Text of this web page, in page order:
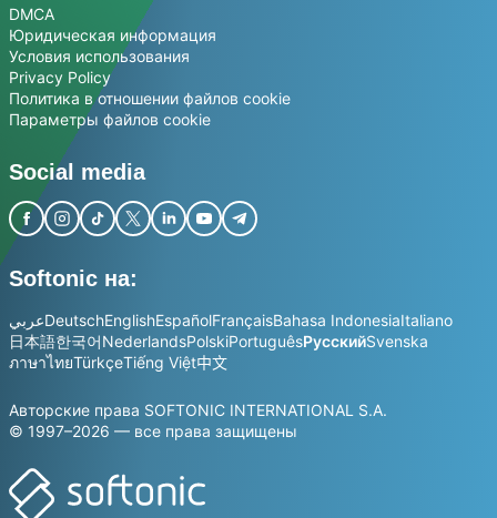
DMCA
Юридическая информация
Условия использования
Privacy Policy
Политика в отношении файлов cookie
Параметры файлов cookie
Social media
Softonic на:
عربيDeutschEnglishEspañolFrançaisBahasa IndonesiaItaliano
日本語한국어NederlandsPolskiPortuguêsРусскийSvenska
ภาษาไทยTürkçeTiếng Việt中文
Авторские права SOFTONIC INTERNATIONAL S.A.
© 1997–2026 — все права защищены